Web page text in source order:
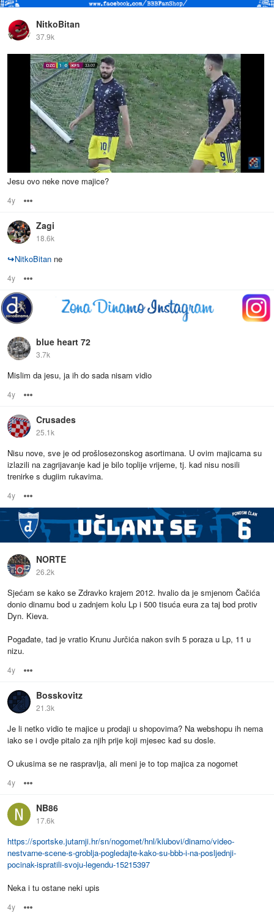
NitkoBitan
37.9k
Jesu ovo neke nove majice?
4y
Zagi
18.6k
↪NitkoBitan ne
4y
blue heart 72
3.7k
Mislim da jesu, ja ih do sada nisam vidio
4y
Crusades
25.1k
Nisu nove, sve je od prošlosezonskog asortimana. U ovim majicama su
izlazili na zagrijavanje kad je bilo toplije vrijeme, tj. kad nisu nosili
trenirke s dugiim rukavima.
4y
NORTE
26.2k
Sjećam se kako se Zdravko krajem 2012. hvalio da je smjenom Čačića
donio dinamu bod u zadnjem kolu Lp i 500 tisuća eura za taj bod protiv
Dyn. Kieva.
Pogađate, tad je vratio Krunu Jurčića nakon svih 5 poraza u Lp, 11 u
nizu.
4y
Bosskovitz
21.3k
Je li netko vidio te majice u prodaji u shopovima? Na webshopu ih nema
iako se i ovdje pitalo za njih prije koji mjesec kad su dosle.
O ukusima se ne raspravlja, ali meni je to top majica za nogomet
4y
NB86
17.6k
https://sportske.jutarnji.hr/sn/nogomet/hnl/klubovi/dinamo/video-
nestvarne-scene-s-groblja-pogledajte-kako-su-bbb-i-na-posljednji-
pocinak-ispratili-svoju-legendu-15215397
Neka i tu ostane neki upis
4y